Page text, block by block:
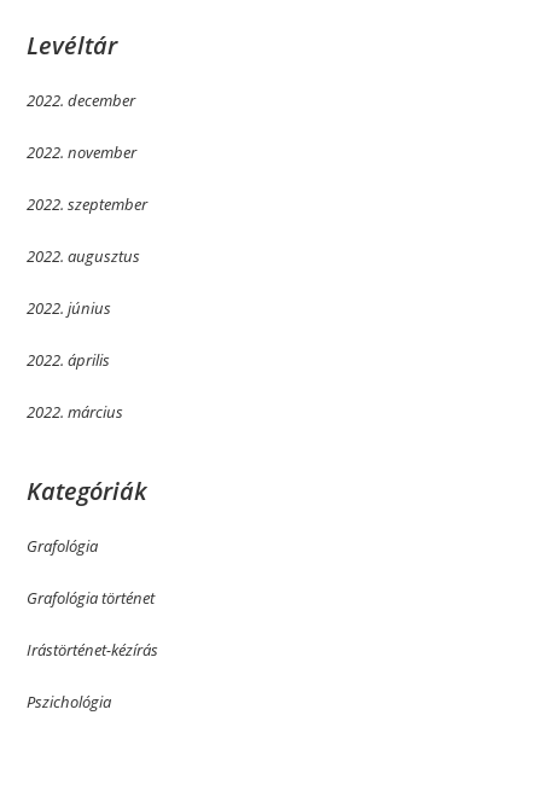
Levéltár
2022. december
2022. november
2022. szeptember
2022. augusztus
2022. június
2022. április
2022. március
Kategóriák
Grafológia
Grafológia történet
Irástörténet-kézírás
Pszichológia